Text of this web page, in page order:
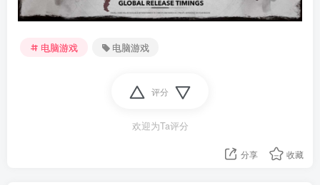
电脑游戏 电脑游戏
评分
欢迎为Ta评分
分享 收藏